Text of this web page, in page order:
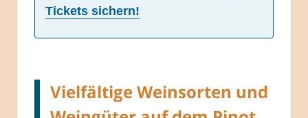
Tickets sichern!
Vielfältige Weinsorten und